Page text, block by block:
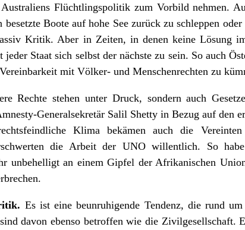
Flüchtlingspolitik zum Vorbild nehmen.
Boote auf hohe See zurück zu schleppen
Kritik. Aber in Zeiten, in denen keine Lösung
jeder Staat sich selbst der nächste zu sein. So auch
mit Völker- und Menschenrechten zu
Rechte stehen unter Druck, sondern auch
Generalsekretär Salil Shetty in Bezug auf den
Klima bekämen auch die
die Arbeit der UNO willentlich. So
unbehelligt an einem Gipfel der Afrikanischen
Es ist eine beunruhigende Tendenz, die rund
davon ebenso betroffen wie die Zivilgesellschaft.